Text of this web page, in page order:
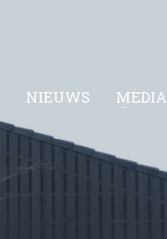
NIEUWS MEDIA